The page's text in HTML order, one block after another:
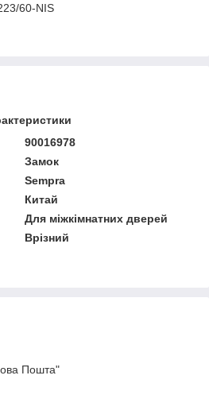
60-NIS
90016978
Замок
Sempra
Китай
Для міжкімнатних дверей
Врізний
Пошта"